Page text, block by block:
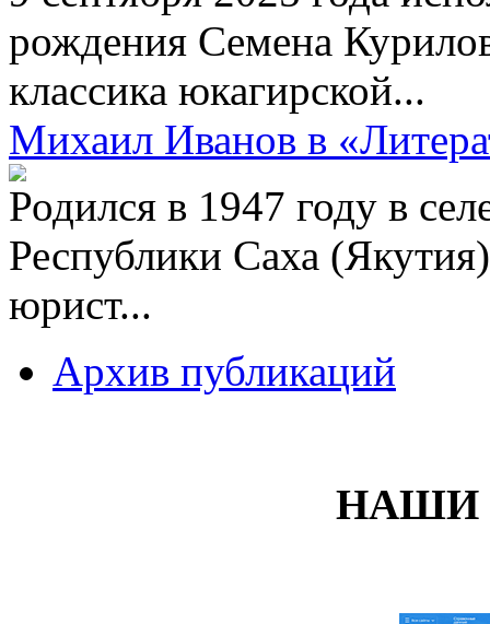
рождения Семена
классика юкагирской...
Михаил Иванов в
Родился в 1947 году в
Республики Саха
юрист...
Архив публикаций
НАШИ